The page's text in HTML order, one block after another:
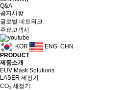
Q&A
공지사항
글로벌 네트워크
주요고객사
KOR ENG CHN
PRODUCT
제품소개
EUV Mask Solutions
LASER 세정기
CO₂ 세정기